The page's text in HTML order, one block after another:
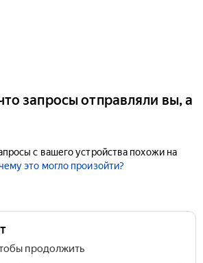
запросы отправляли вы, а
с вашего устройства похожи на
это могло произойти?
продолжить